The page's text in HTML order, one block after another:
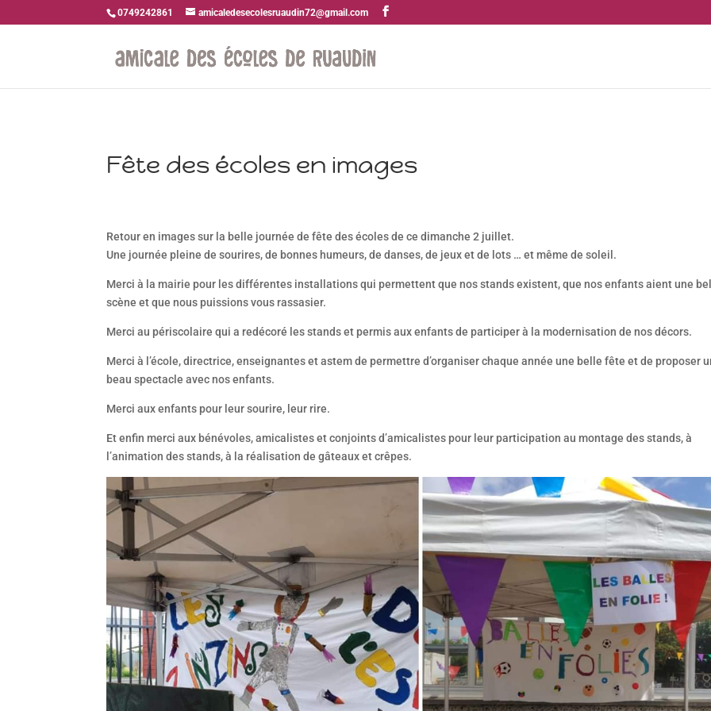
0749242861 amicaledesecolesruaudin72@gmail.com
Fête des écoles en images
Retour en images sur la belle journée de fête des écoles de ce dimanche 2 juillet.
Une journée pleine de sourires, de bonnes humeurs, de danses, de jeux et de lots … et même de soleil.
Merci à la mairie pour les différentes installations qui permettent que nos stands existent, que nos enfants aient une
scène et que nous puissions vous rassasier.
Merci au périscolaire qui a redécoré les stands et permis aux enfants de participer à la modernisation de nos décors.
Merci à l’école, directrice, enseignantes et astem de permettre d’organiser chaque année une belle fête et de proposer
beau spectacle avec nos enfants.
Merci aux enfants pour leur sourire, leur rire.
Et enfin merci aux bénévoles, amicalistes et conjoints d’amicalistes pour leur participation au montage des stands, à
l’animation des stands, à la réalisation de gâteaux et crêpes.